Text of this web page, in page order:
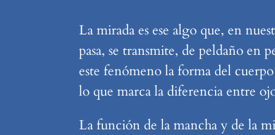
La mirada es ese algo que, en
pasa, se transmite, de peldaño
este fenómeno la forma del
lo que marca la diferencia entre
La función de la mancha y de la